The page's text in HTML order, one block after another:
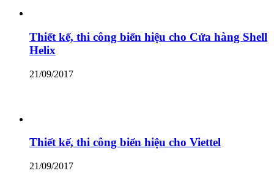
Thiết kế, thi công biển hiệu cho Cửa hàng Shell
Helix
21/09/2017
Thiết kế, thi công biển hiệu cho Viettel
21/09/2017